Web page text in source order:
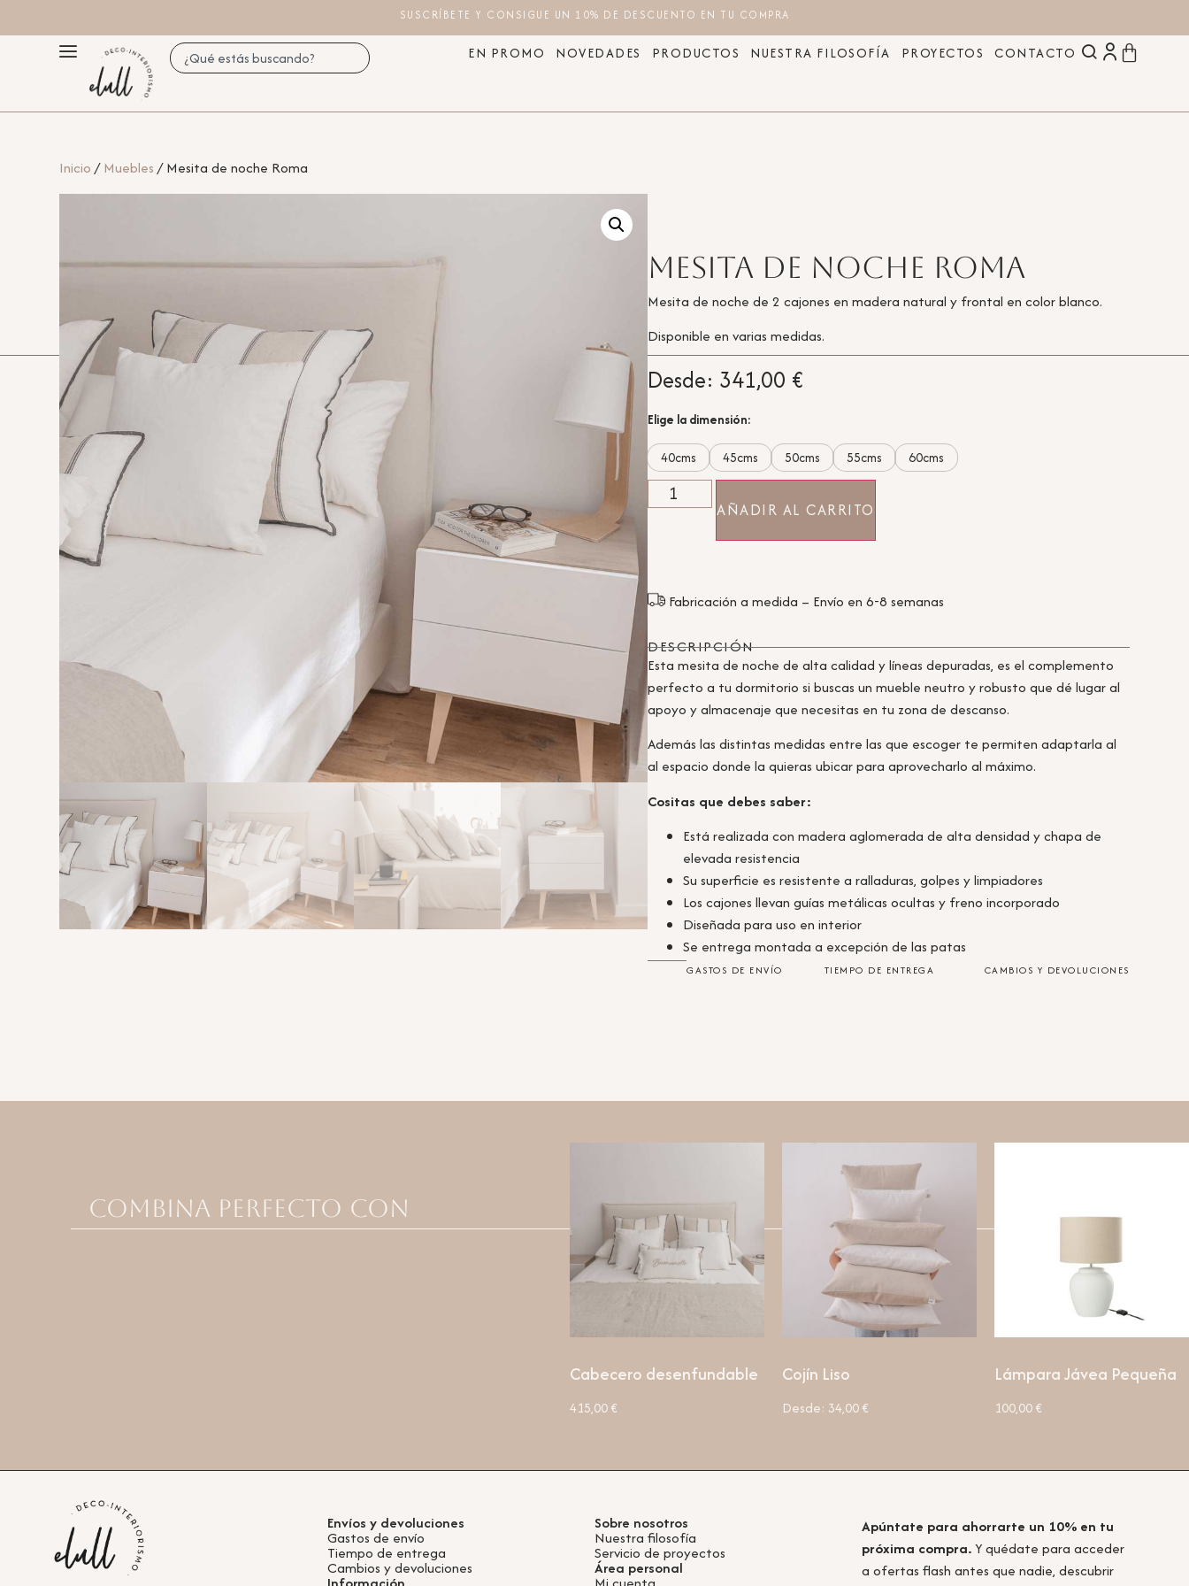
SUSCRÍBETE Y CONSIGUE UN 10% DE DESCUENTO EN TU COMPRA
EN PROMO NOVEDADES PRODUCTOS NUESTRA FILOSOFÍA PROYECTOS CONTACTO
Inicio /Muebles / Mesita de noche Roma
Mesita de noche Roma
Mesita de noche de 2 cajones en madera natural y frontal en color blanco.
Disponible en varias medidas.
Desde: 341,00 €
Elige la dimensión:
40cms 45cms 50cms 55cms 60cms
AÑADIR AL CARRITO
Fabricación a medida – Envío en 6-8 semanas
DESCRIPCIÓN
Esta mesita de noche de alta calidad y líneas depuradas, es el complemento
perfecto a tu dormitorio si buscas un mueble neutro y robusto que dé lugar al
apoyo y almacenaje que necesitas en tu zona de descanso.
Además las distintas medidas entre las que escoger te permiten adaptarla al
al espacio donde la quieras ubicar para aprovecharlo al máximo.
Cositas que debes saber:
Está realizada con madera aglomerada de alta densidad y chapa de
elevada resistencia
Su superficie es resistente a ralladuras, golpes y limpiadores
Los cajones llevan guías metálicas ocultas y freno incorporado
Diseñada para uso en interior
Se entrega montada a excepción de las patas
GASTOS DE ENVÍO TIEMPO DE ENTREGA CAMBIOS Y DEVOLUCIONES
Combina perfecto con
Cabecero desenfundable
415,00€
Cojín Liso
Desde: 34,00€
Lámpara Jávea Pequeña
100,00€
Envíos y devoluciones
Gastos de envío
Tiempo de entrega
Cambios y devoluciones
Sobre nosotros
Nuestra filosofía
Servicio de proyectos
Área personal
Apúntate para ahorrarte un 10% en tu
próxima compra.Y quédate para acceder
a ofertas flash antes que nadie, descubrir